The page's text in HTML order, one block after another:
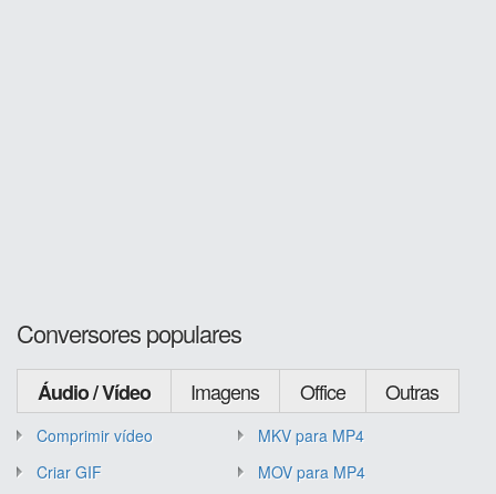
Conversores populares
Áudio / Vídeo Imagens Office Outras
Comprimir vídeo
MKV para MP4
Criar GIF
MOV para MP4